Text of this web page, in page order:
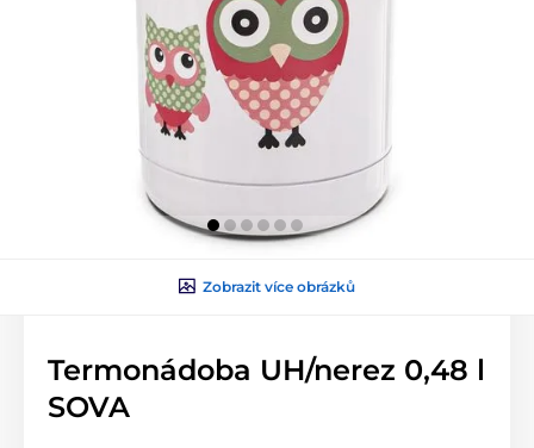
Zobrazit více obrázků
Termonádoba UH/nerez 0,48 l
SOVA